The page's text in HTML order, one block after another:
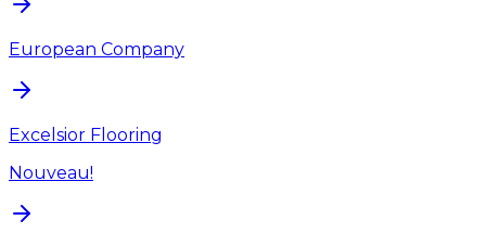
European Company
Excelsior Flooring
Nouveau!